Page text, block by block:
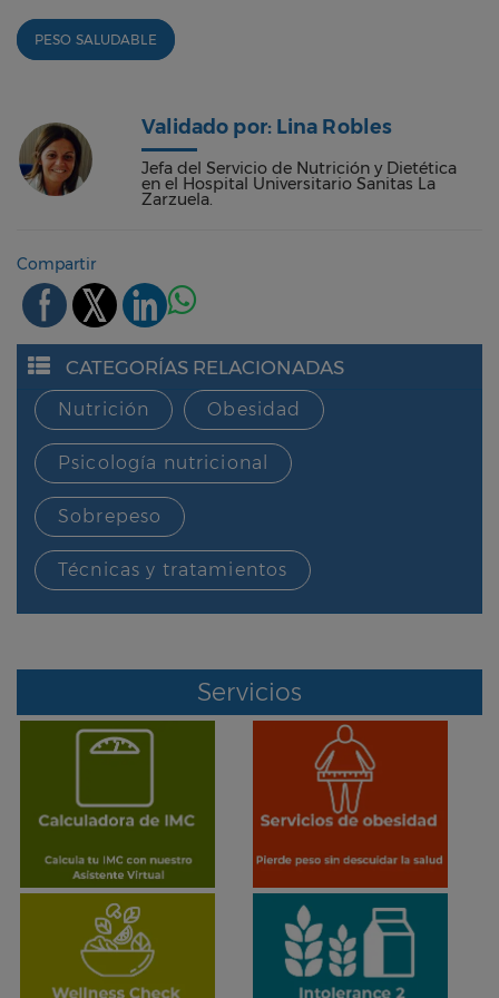
PESO SALUDABLE
Validado por: Lina Robles
Jefa del Servicio de Nutrición y Dietética
en el Hospital Universitario Sanitas La
Zarzuela.
Compartir
CATEGORÍAS RELACIONADAS
Nutrición Obesidad
Psicología nutricional
Sobrepeso
Técnicas y tratamientos
Servicios